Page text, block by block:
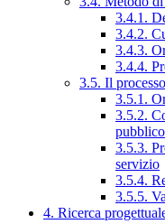
3.4.1.
3.4.2.
3.4.3.
3.4.4.
3.5. Il
3.5.1.
3.5.2.
pubblico
3.5.3.
servizio
3.5.4.
3.5.5.
4. Ricerca